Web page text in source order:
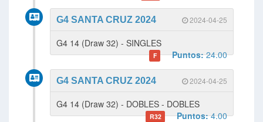
2024-04-25
G4 SANTA CRUZ 2024
G4 14 (Draw 32) - SINGLES
F Puntos:24.00
2024-04-25
G4 SANTA CRUZ 2024
G4 14 (Draw 32) - DOBLES - DOBLES
R32 Puntos:4.00